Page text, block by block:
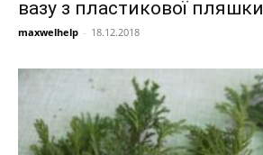
вазу з пластикової пляшки
maxwelhelp - 18.12.2018